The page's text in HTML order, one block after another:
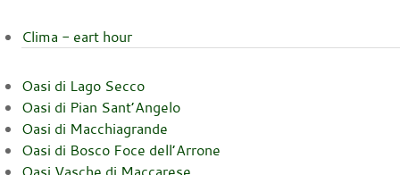
Clima - eart hour
Oasi di Lago Secco
Oasi di Pian Sant’Angelo
Oasi di Macchiagrande
Oasi di Bosco Foce dell’Arrone